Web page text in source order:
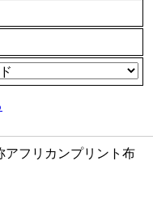
アフリカンプリント布